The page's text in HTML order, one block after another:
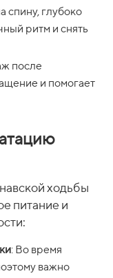
спину, глубоко
ритм и снять
после
и помогает
ходьбы
питание и
: Во время
важно